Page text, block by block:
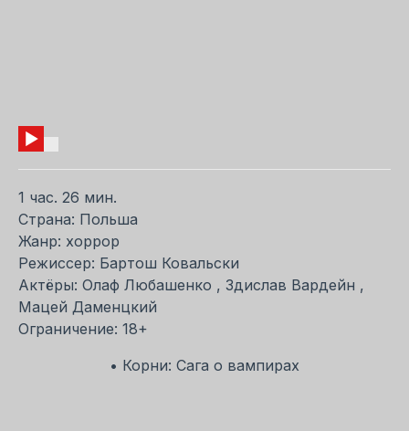
1 час. 26 мин.
Страна: Польша
Жанр: хоррор
Режиссер: Бартош Ковальски
Актёры: Олаф Любашенко , Здислав Вардейн ,
Мацей Даменцкий
Ограничение: 18+
• Корни: Сага о вампирах